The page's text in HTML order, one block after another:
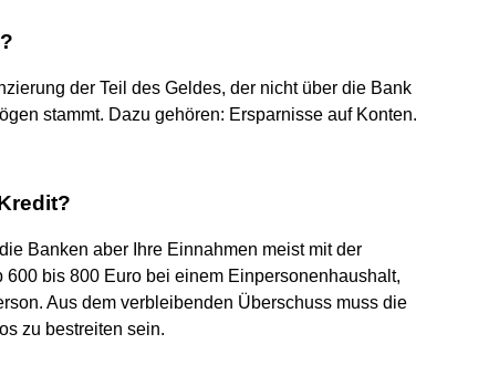
der Teil des Geldes, der nicht über die Bank
stammt. Dazu gehören: Ersparnisse auf Konten.
Banken aber Ihre Einnahmen meist mit der
bis 800 Euro bei einem Einpersonenhaushalt,
Aus dem verbleibenden Überschuss muss die
zu bestreiten sein.